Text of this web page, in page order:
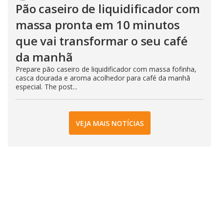
Pão caseiro de liquidificador com
massa pronta em 10 minutos
que vai transformar o seu café
da manhã
Prepare pão caseiro de liquidificador com massa fofinha,
casca dourada e aroma acolhedor para café da manhã
especial. The post...
VEJA MAIS NOTÍCIAS